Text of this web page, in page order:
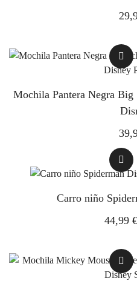
Mochila Pantera Negra Big
Carro niño
44,99 €